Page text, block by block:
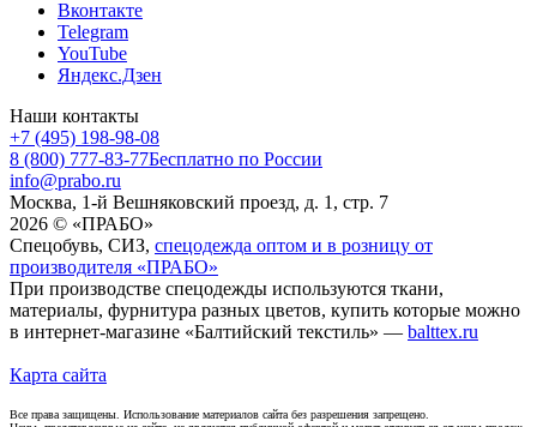
Вконтакте
Telegram
YouTube
Яндекс.Дзен
Наши контакты
+7 (495) 198-98-08
8 (800) 777-83-77Бесплатно по России
info@prabo.ru
Москва, 1-й Вешняковский проезд, д. 1, стр. 7
2026 © «ПРАБО»
Спецобувь, СИЗ, спецодежда оптом и в розницу от
производителя «ПРАБО»
При производстве спецодежды используются ткани,
материалы, фурнитура разных цветов, купить которые можно
в интернет-магазине «Балтийский текстиль» — balttex.ru
Карта сайта
Все права защищены. Использование материалов сайта без разрешения запрещено.